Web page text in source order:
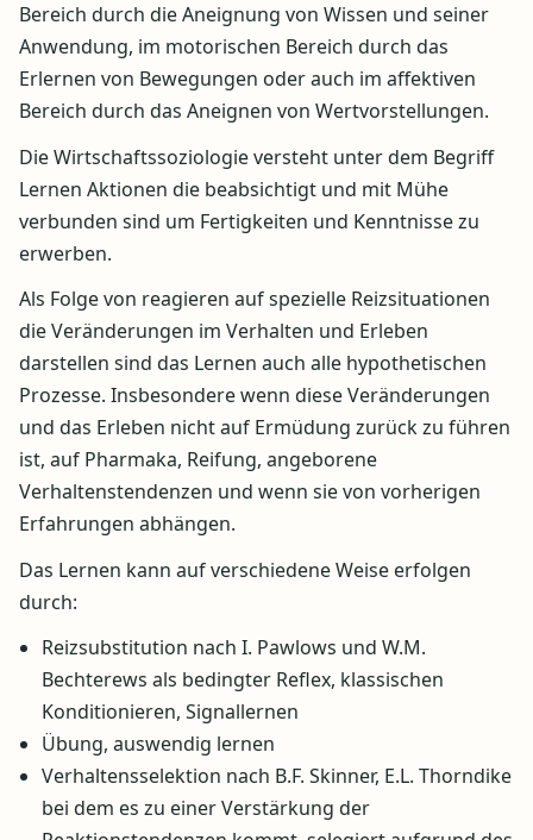
Bereich durch die Aneignung von Wissen und seiner
Anwendung, im motorischen Bereich durch das
Erlernen von Bewegungen oder auch im affektiven
Bereich durch das Aneignen von Wertvorstellungen.
Die Wirtschaftssoziologie versteht unter dem Begriff
Lernen Aktionen die beabsichtigt und mit Mühe
verbunden sind um Fertigkeiten und Kenntnisse zu
erwerben.
Als Folge von reagieren auf spezielle Reizsituationen
die Veränderungen im Verhalten und Erleben
darstellen sind das Lernen auch alle hypothetischen
Prozesse. Insbesondere wenn diese Veränderungen
und das Erleben nicht auf Ermüdung zurück zu führen
ist, auf Pharmaka, Reifung, angeborene
Verhaltenstendenzen und wenn sie von vorherigen
Erfahrungen abhängen.
Das Lernen kann auf verschiedene Weise erfolgen
durch:
Reizsubstitution nach I. Pawlows und W.M.
Bechterews als bedingter Reflex, klassischen
Konditionieren, Signallernen
Übung, auswendig lernen
Verhaltensselektion nach B.F. Skinner, E.L. Thorndike
bei dem es zu einer Verstärkung der